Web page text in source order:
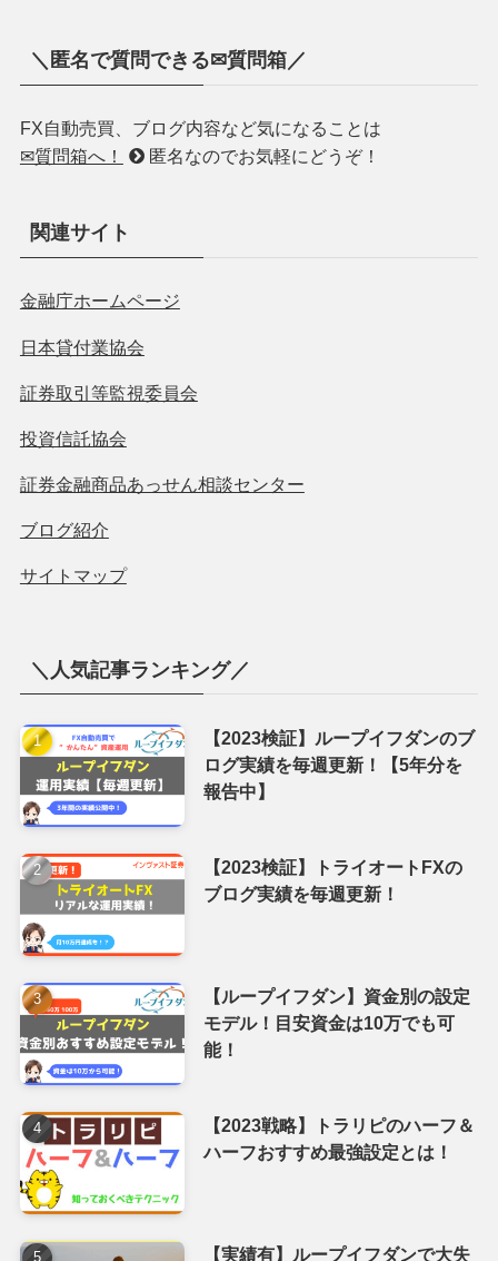
＼匿名で質問できる✉質問箱／
FX自動売買、ブログ内容など気になることは
✉質問箱へ！
匿名なのでお気軽にどうぞ！
関連サイト
金融庁ホームページ
日本貸付業協会
証券取引等監視委員会
投資信託協会
証券金融商品あっせん相談センター
ブログ紹介
サイトマップ
＼人気記事ランキング／
【2023検証】ループイフダンのブ
ログ実績を毎週更新！【5年分を
報告中】
【2023検証】トライオートFXの
ブログ実績を毎週更新！
【ループイフダン】資金別の設定
モデル！目安資金は10万でも可
能！
【2023戦略】トラリピのハーフ＆
ハーフおすすめ最強設定とは！
【実績有】ループイフダンで大失